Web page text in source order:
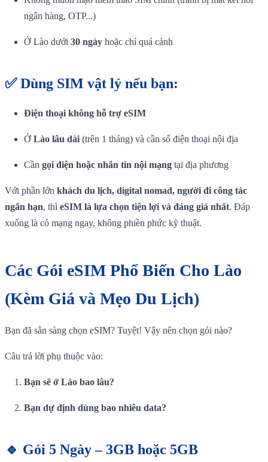
ngân hàng, OTP...)
Ở Lào dưới 30 ngày hoặc chỉ quá cảnh
✅ Dùng SIM vật lý nếu bạn:
Điện thoại không hỗ trợ eSIM
Ở Lào lâu dài (trên 1 tháng) và cần số điện thoại nội địa
Cần gọi điện hoặc nhắn tin nội mạng tại địa phương
Với phần lớn khách du lịch, digital nomad, người đi công tác
ngắn hạn, thì eSIM là lựa chọn tiện lợi và đáng giá nhất. Đáp
xuống là có mạng ngay, không phiền phức kỹ thuật.
Các Gói eSIM Phổ Biến Cho Lào
(Kèm Giá và Mẹo Du Lịch)
Bạn đã sẵn sàng chọn eSIM? Tuyệt! Vậy nên chọn gói nào?
Câu trả lời phụ thuộc vào:
Bạn sẽ ở Lào bao lâu?
Bạn dự định dùng bao nhiêu data?
🔹 Gói 5 Ngày – 3GB hoặc 5GB